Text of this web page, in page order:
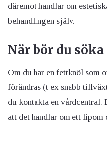
däremot handlar om
behandlingen själv.
När bör du söka
Om du har en fettknöl som
förändras (t ex snabb
du kontakta en vårdcentral.
att det handlar om ett lipom